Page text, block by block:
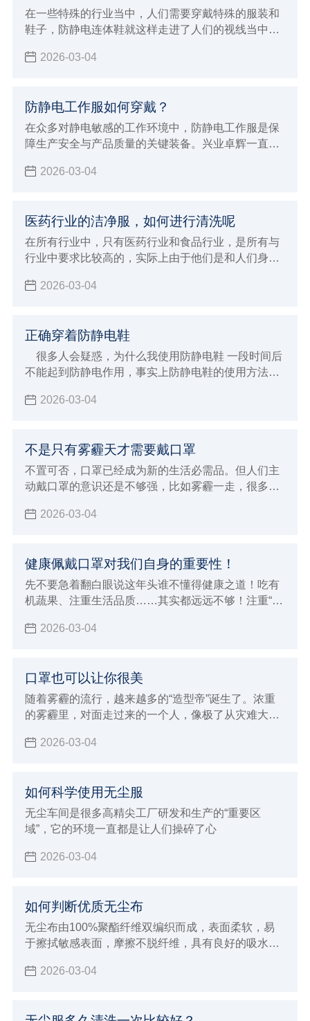
在一些特殊的行业当中，人们需要穿戴特殊的服装和
鞋子，防静电连体鞋就这样走进了人们的视线当中，
以自然希望它能够有较长的使用寿命，那么如何才能
2026-03-04
防静电工作服如何穿戴？
在众多对静电敏感的工作环境中，防静电工作服是保
障生产安全与产品质量的关键装备。兴业卓辉一直致
家详细介绍防静电工作服的正确穿戴方法及其重要意
2026-03-04
医药行业的洁净服，如何进行清洗呢
在所有行业中，只有医药行业和食品行业，是所有与
行业中要求比较高的，实际上由于他们是和人们身体
的洁净度上有如此高的要求，今天，小编和大家了解
2026-03-04
正确穿着防静电鞋
很多人会疑惑，为什么我使用防静电鞋 一段时间后
不能起到防静电作用，事实上防静电鞋的使用方法很
如何正确使用呢？
2026-03-04
不是只有雾霾天才需要戴口罩
不置可否，口罩已经成为新的生活必需品。但人们主
动戴口罩的意识还是不够强，比如雾霾一走，很多人
一些场合需要我们戴好口罩，保护自己。
2026-03-04
健康佩戴口罩对我们自身的重要性！
先不要急着翻白眼说这年头谁不懂得健康之道！吃有
机蔬果、注重生活品质……其实都远远不够！注重“内
知道，不是躲在屋里不出来就能躲过雾霾这一劫的。
2026-03-04
口罩也可以让你很美
随着雾霾的流行，越来越多的“造型帝”诞生了。浓重
的雾霾里，对面走过来的一个人，像极了从灾难大片
2026-03-04
如何科学使用无尘服
无尘车间是很多高精尖工厂研发和生产的“重要区
域”，它的环境一直都是让人们操碎了心
2026-03-04
如何判断优质无尘布
无尘布由100%聚酯纤维双编织而成，表面柔软，易
于擦拭敏感表面，摩擦不脱纤维，具有良好的吸水性
2026-03-04